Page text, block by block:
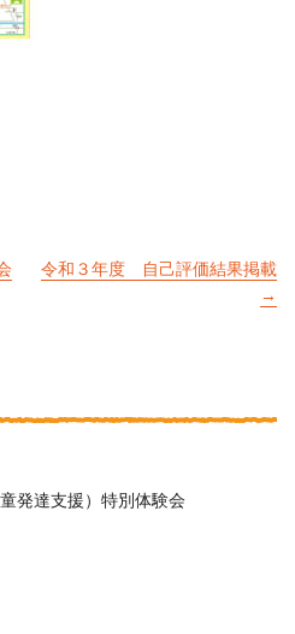
令和３年度 自己評価結果掲載
発達支援）特別体験会